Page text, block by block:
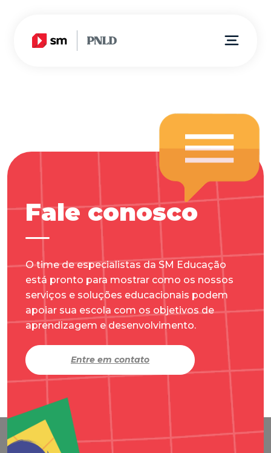
Fale conosco
O time de especialistas da SM Educação
está pronto para mostrar como os nossos
serviços e soluções educacionais podem
apoiar sua escola com os objetivos de
aprendizagem e desenvolvimento.
Entre em contato